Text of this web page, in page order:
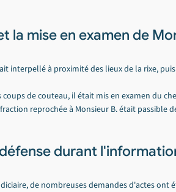
la mise en examen de
interpellé à proximité des lieux de la rixe,
de couteau, il était mis en examen du
reprochée à Monsieur B. était passible
durant
de nombreuses demandes d'actes ont